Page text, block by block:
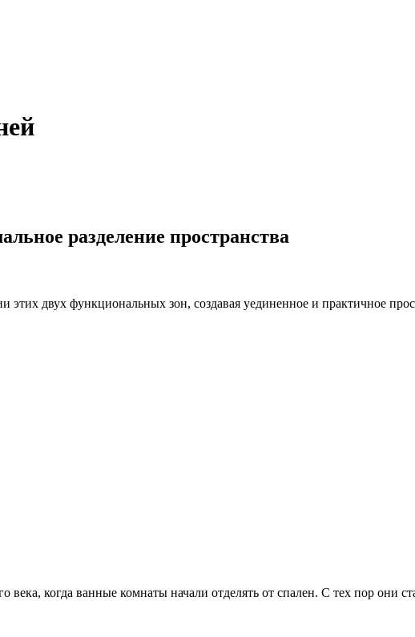
разделение пространства
двух функциональных зон, создавая уединенное и практичное
когда ванные комнаты начали отделять от спален. С тех пор они